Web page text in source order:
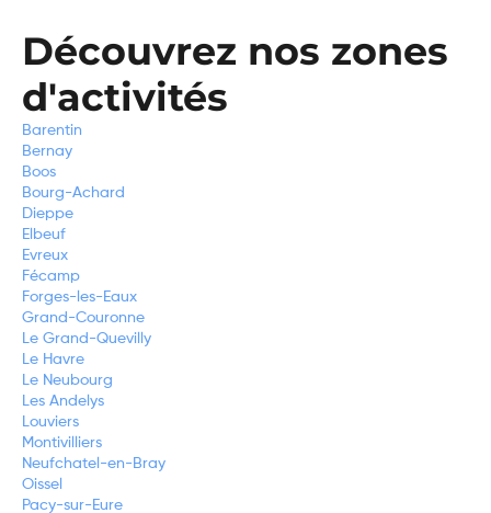
Découvrez nos zones
d'activités
Barentin
Bernay
Boos
Bourg-Achard
Dieppe
Elbeuf
Evreux
Fécamp
Forges-les-Eaux
Grand-Couronne
Le Grand-Quevilly
Le Havre
Le Neubourg
Les Andelys
Louviers
Montivilliers
Neufchatel-en-Bray
Oissel
Pacy-sur-Eure